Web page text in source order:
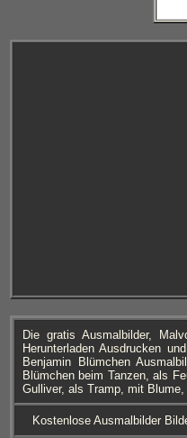
Die gratis Ausmalbilder,
Herunterladen Ausdrucken
Benjamin Blümchen
Blümchen beim Tanzen, als
Gulliver, als Tramp, mit
Kostenlose Ausmalbilder